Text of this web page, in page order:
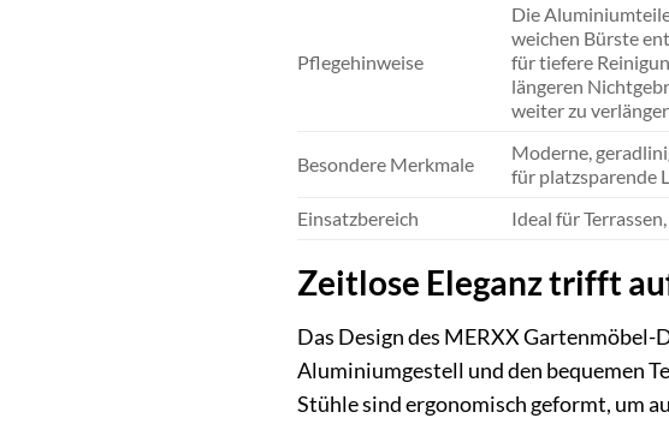
Pflegehinweise
Die
weichen Bürste
für tiefere
längeren
weiter zu
Besondere Merkmale
Moderne,
für platzsparende
Einsatzbereich
Ideal für
Zeitlose Eleganz trifft
Das Design des MERXX
Aluminiumgestell und den bequemen
Stühle sind ergonomisch geformt, um